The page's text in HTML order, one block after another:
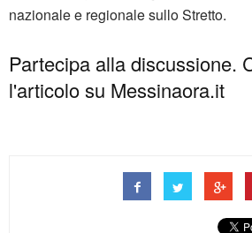
nazionale e regionale sullo Stretto.
Partecipa alla discussione.
l'articolo su Messinaora.it